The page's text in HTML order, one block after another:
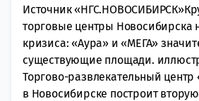
Источник
торговые центры Новосибирска
кризиса: «Аура» и «МЕГА»
существующие площади.
Торгово-развлекательный центр
в Новосибирске построит